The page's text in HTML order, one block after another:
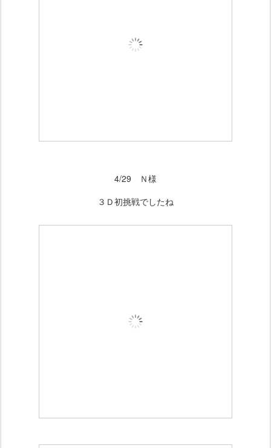
4/29 Ｎ様
３Ｄ初挑戦でしたね